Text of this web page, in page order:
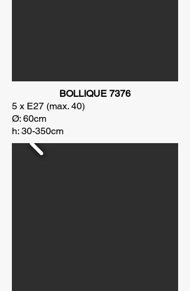
BOLLIQUE 7376
5 x E27 (max. 40)
Ø: 60cm
h: 30-350cm